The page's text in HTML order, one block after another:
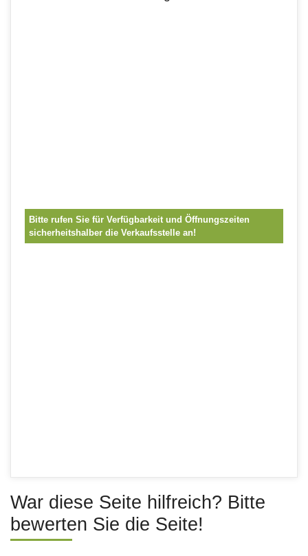
Bitte rufen Sie für Verfügbarkeit und Öffnungszeiten
sicherheitshalber die Verkaufsstelle an!
War diese Seite hilfreich? Bitte
bewerten Sie die Seite!